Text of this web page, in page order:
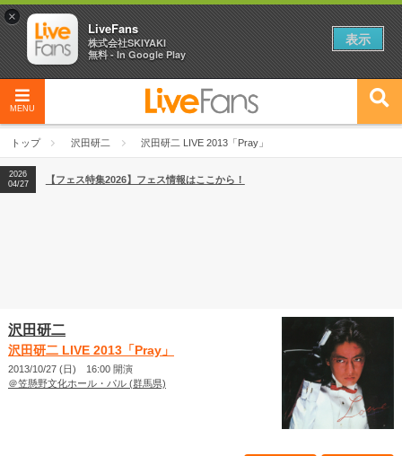
MENU
トップ 沢田研二 沢田研二 LIVE 2013「Pray」
2026
04/27
2026
【ライブ動員ランキング】2026年上半期編発表！
2026
04/27
【フェス特集2026】フェス情報はここから！
沢田研二
沢田研二 LIVE 2013「Pray」
2013/10/27 (日) 16:00 開演
＠笠懸野文化ホール・パル (群馬県)
×
LiveFans
株式会社SKIYAKI
無料 - In Google Play
表示